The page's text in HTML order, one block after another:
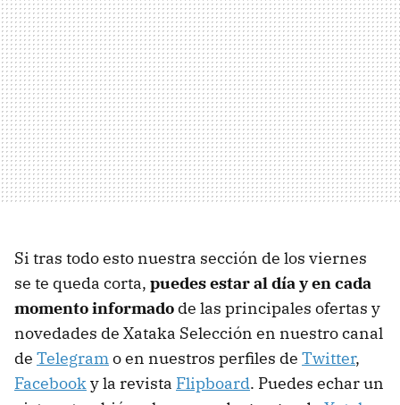
Si tras todo esto nuestra sección de los viernes
se te queda corta, puedes estar al día y en cada
momento informado de las principales ofertas y
novedades de Xataka Selección en nuestro canal
de Telegramo en nuestros perfiles de Twitter,
Facebooky la revista Flipboard. Puedes echar un